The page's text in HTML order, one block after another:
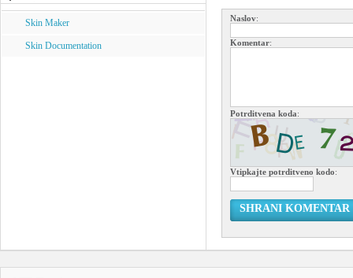
Skin Maker
Skin Documentation
Naslov:
Komentar:
Potrditvena koda:
Vtipkajte potrditveno kodo:
SHRANI KOMENTAR